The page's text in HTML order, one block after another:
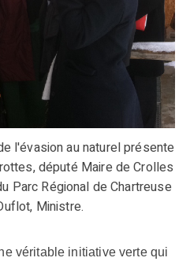
l'évasion au naturel présente
député Maire de Crolles
Parc Régional de Chartreuse
Ministre.
véritable initiative verte qui